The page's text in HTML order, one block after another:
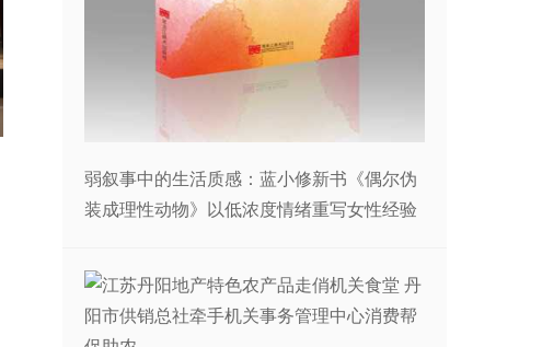
​弱叙事中的生活质感：蓝小修新书《偶尔伪
装成理性动物》以低浓度情绪重写女性经验